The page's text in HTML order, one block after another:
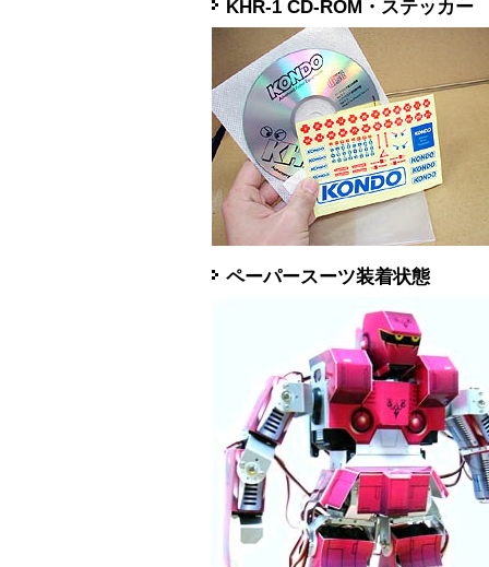
KHR-1 CD-ROM・ステッカー
ペーパースーツ装着状態